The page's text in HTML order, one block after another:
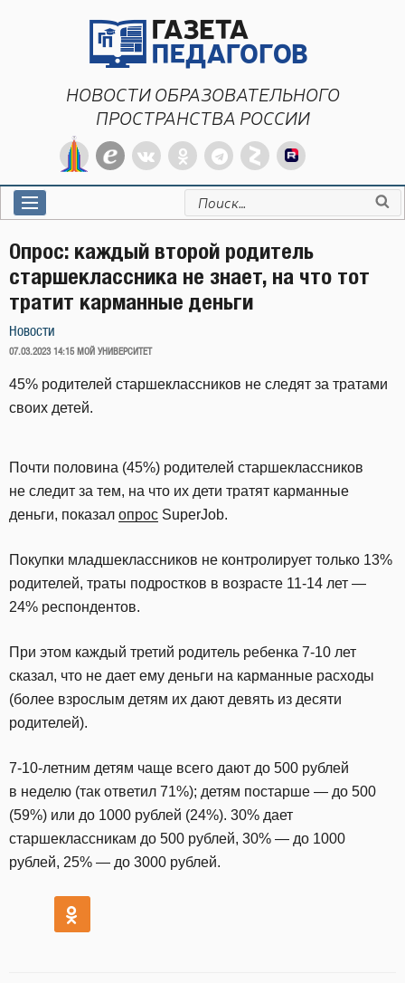
НОВОСТИ ОБРАЗОВАТЕЛЬНОГО
ПРОСТРАНСТВА РОССИИ
Искать:
Опрос: каждый второй родитель
старшеклассника не знает, на что тот
тратит карманные деньги
Новости
ОПУБЛИКОВАНО
07.03.2023 14:15 МОЙ УНИВЕРСИТЕТ
45% родителей старшеклассников не следят за тратами
своих детей.
Почти половина (45%) родителей старшеклассников
не следит за тем, на что их дети тратят карманные
деньги, показал опрос SuperJob.
Покупки младшеклассников не контролирует только 13%
родителей, траты подростков в возрасте 11-14 лет —
24% респондентов.
При этом каждый третий родитель ребенка 7-10 лет
сказал, что не дает ему деньги на карманные расходы
(более взрослым детям их дают девять из десяти
родителей).
7-10-летним детям чаще всего дают до 500 рублей
в неделю (так ответил 71%); детям постарше — до 500
(59%) или до 1000 рублей (24%). 30% дает
старшеклассникам до 500 рублей, 30% — до 1000
рублей, 25% — до 3000 рублей.